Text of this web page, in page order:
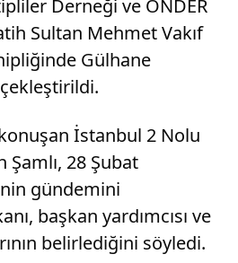
Derneği ve ÖNDER
Sultan Mehmet Vakıf
Gülhane
konuşan İstanbul 2 Nolu
Şamlı, 28 Şubat
gündemini
başkan yardımcısı ve
belirlediğini söyledi.